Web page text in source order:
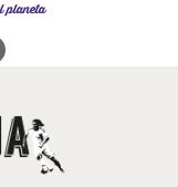
planeta